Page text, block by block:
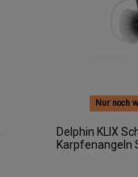
Nur noch
Delphin KLIX
Karpfenangeln